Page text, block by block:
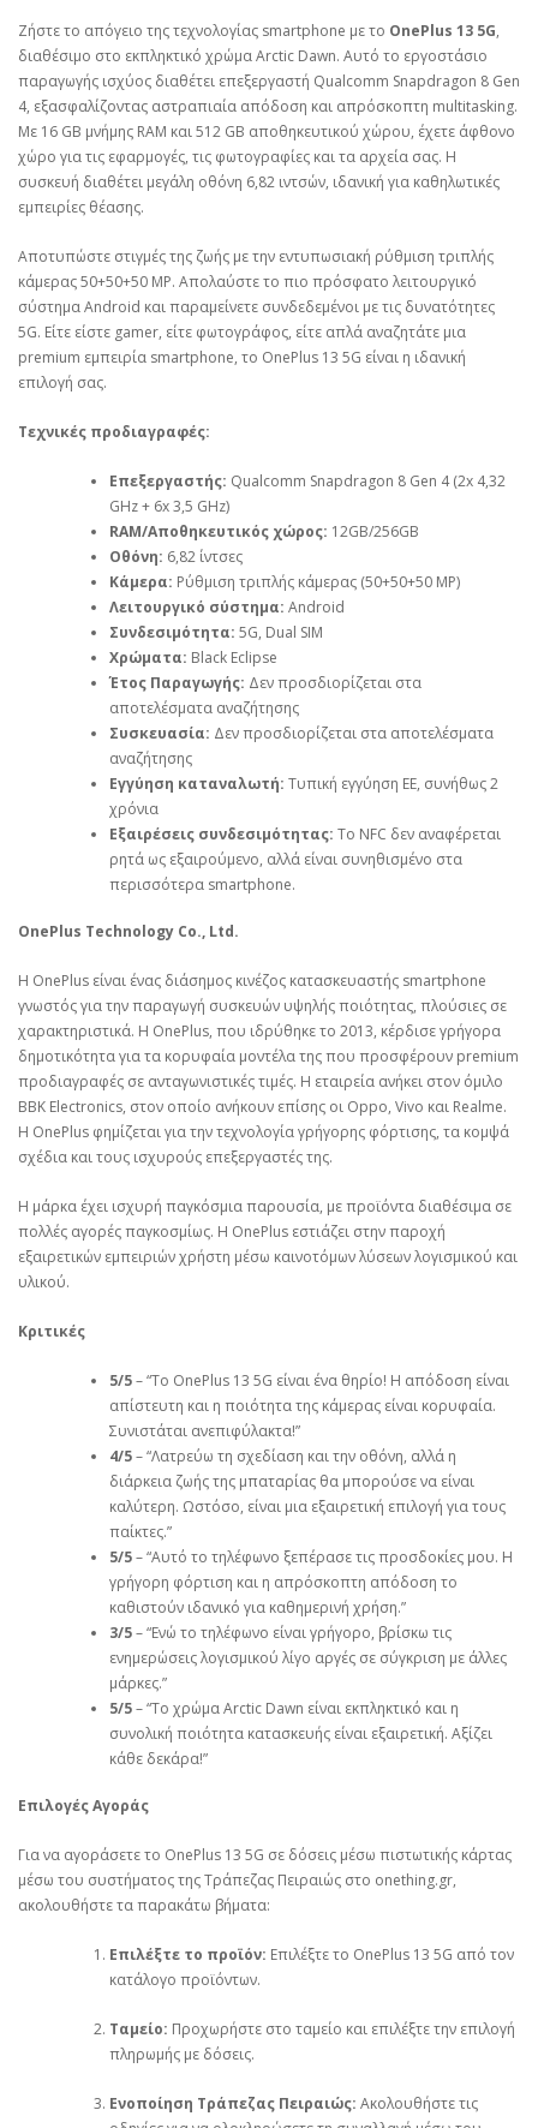
Ζήστε το απόγειο της τεχνολογίας smartphone με το OnePlus 13 5G,
διαθέσιμο στο εκπληκτικό χρώμα Arctic Dawn. Αυτό το εργοστάσιο
παραγωγής ισχύος διαθέτει επεξεργαστή Qualcomm Snapdragon 8 Gen
4, εξασφαλίζοντας αστραπιαία απόδοση και απρόσκοπτη multitasking.
Με 16 GB μνήμης RAM και 512 GB αποθηκευτικού χώρου, έχετε άφθονο
χώρο για τις εφαρμογές, τις φωτογραφίες και τα αρχεία σας. Η
συσκευή διαθέτει μεγάλη οθόνη 6,82 ιντσών, ιδανική για καθηλωτικές
εμπειρίες θέασης.
Αποτυπώστε στιγμές της ζωής με την εντυπωσιακή ρύθμιση τριπλής
κάμερας 50+50+50 MP. Απολαύστε το πιο πρόσφατο λειτουργικό
σύστημα Android και παραμείνετε συνδεδεμένοι με τις δυνατότητες
5G. Είτε είστε gamer, είτε φωτογράφος, είτε απλά αναζητάτε μια
premium εμπειρία smartphone, το OnePlus 13 5G είναι η ιδανική
επιλογή σας.
Τεχνικές προδιαγραφές:
Επεξεργαστής: Qualcomm Snapdragon 8 Gen 4 (2x 4,32
GHz + 6x 3,5 GHz)
RAM/Αποθηκευτικός χώρος: 12GB/256GB
Οθόνη: 6,82 ίντσες
Κάμερα: Ρύθμιση τριπλής κάμερας (50+50+50 MP)
Λειτουργικό σύστημα: Android
Συνδεσιμότητα: 5G, Dual SIM
Χρώματα: Black Eclipse
Έτος Παραγωγής: Δεν προσδιορίζεται στα
αποτελέσματα αναζήτησης
Συσκευασία: Δεν προσδιορίζεται στα αποτελέσματα
αναζήτησης
Εγγύηση καταναλωτή: Τυπική εγγύηση ΕΕ, συνήθως 2
χρόνια
Εξαιρέσεις συνδεσιμότητας: Το NFC δεν αναφέρεται
ρητά ως εξαιρούμενο, αλλά είναι συνηθισμένο στα
περισσότερα smartphone.
OnePlus Technology Co., Ltd.
Η OnePlus είναι ένας διάσημος κινέζος κατασκευαστής smartphone
γνωστός για την παραγωγή συσκευών υψηλής ποιότητας, πλούσιες σε
χαρακτηριστικά. Η OnePlus, που ιδρύθηκε το 2013, κέρδισε γρήγορα
δημοτικότητα για τα κορυφαία μοντέλα της που προσφέρουν premium
προδιαγραφές σε ανταγωνιστικές τιμές. Η εταιρεία ανήκει στον όμιλο
BBK Electronics, στον οποίο ανήκουν επίσης οι Oppo, Vivo και Realme.
Η OnePlus φημίζεται για την τεχνολογία γρήγορης φόρτισης, τα κομψά
σχέδια και τους ισχυρούς επεξεργαστές της.
Η μάρκα έχει ισχυρή παγκόσμια παρουσία, με προϊόντα διαθέσιμα σε
πολλές αγορές παγκοσμίως. Η OnePlus εστιάζει στην παροχή
εξαιρετικών εμπειριών χρήστη μέσω καινοτόμων λύσεων λογισμικού και
υλικού.
Κριτικές
5/5– “Το OnePlus 13 5G είναι ένα θηρίο! Η απόδοση είναι
απίστευτη και η ποιότητα της κάμερας είναι κορυφαία.
Συνιστάται ανεπιφύλακτα!”
4/5– “Λατρεύω τη σχεδίαση και την οθόνη, αλλά η
διάρκεια ζωής της μπαταρίας θα μπορούσε να είναι
καλύτερη. Ωστόσο, είναι μια εξαιρετική επιλογή για τους
παίκτες.”
5/5– “Αυτό το τηλέφωνο ξεπέρασε τις προσδοκίες μου. Η
γρήγορη φόρτιση και η απρόσκοπτη απόδοση το
καθιστούν ιδανικό για καθημερινή χρήση.”
3/5– “Ενώ το τηλέφωνο είναι γρήγορο, βρίσκω τις
ενημερώσεις λογισμικού λίγο αργές σε σύγκριση με άλλες
μάρκες.”
5/5– “Το χρώμα Arctic Dawn είναι εκπληκτικό και η
συνολική ποιότητα κατασκευής είναι εξαιρετική. Αξίζει
κάθε δεκάρα!”
Επιλογές Αγοράς
Για να αγοράσετε το OnePlus 13 5G σε δόσεις μέσω πιστωτικής κάρτας
μέσω του συστήματος της Τράπεζας Πειραιώς στο onething.gr,
ακολουθήστε τα παρακάτω βήματα:
Επιλέξτε το προϊόν: Επιλέξτε το OnePlus 13 5G από τον
κατάλογο προϊόντων.
Ταμείο: Προχωρήστε στο ταμείο και επιλέξτε την επιλογή
πληρωμής με δόσεις.
Ενοποίηση Τράπεζας Πειραιώς: Ακολουθήστε τις